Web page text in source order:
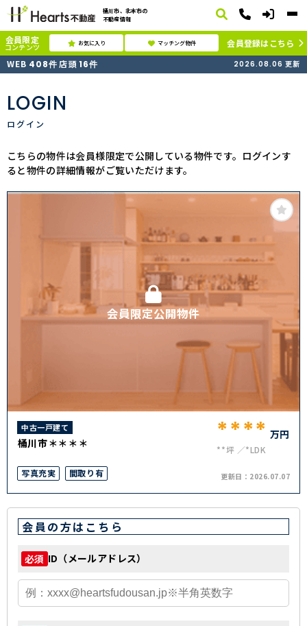
桶川市、北本市の
不動産情報
会員限定
コンテンツ お気に入り マッチング物件
会員登録はこちら
WEB 408件 店頭16件 2026.08.06 更新
LOGIN
ログイン
こちらの物件は会員様限定で公開している物件です。ログインす
ると物件の詳細情報がご覧いただけます。
会員限定公開物件
中古一戸建て
桶川市＊＊＊＊ **** 万円
**坪
*LDK
写真充実
間取り有 更新日： 2026.07.07
会員の方はこちら
必須 ID（メールアドレス）